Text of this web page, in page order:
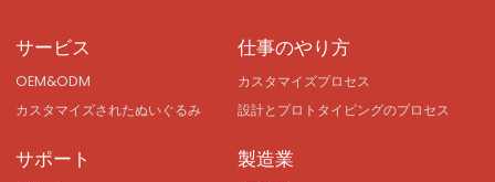
サービス
OEM&ODM
カスタマイズされたぬいぐるみ
仕事のやり方
カスタマイズプロセス
設計とプロトタイピングのプロセス
サポート 製造業